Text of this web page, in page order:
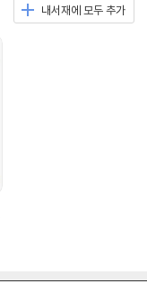
내서재에 모두 추가